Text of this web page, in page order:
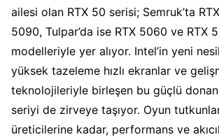
ailesi olan RTX 50 serisi; Semruk’ta
5090, Tulpar’da ise RTX 5060 ve RTX
modelleriyle yer alıyor. Intel’in yeni
yüksek tazeleme hızlı ekranlar ve
teknolojileriyle birleşen bu güçlü
seriyi de zirveye taşıyor. Oyun
üreticilerine kadar, performans ve